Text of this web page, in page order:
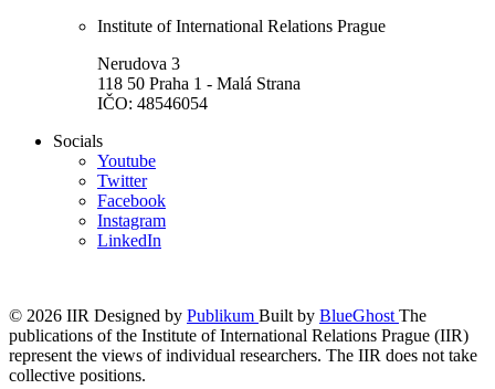
Institute of International Relations Prague
Nerudova 3
118 50 Praha 1 - Malá Strana
IČO: 48546054
Socials
Youtube
Twitter
Facebook
Instagram
LinkedIn
© 2026 IIR Designed by Publikum Built by BlueGhost The
publications of the Institute of International Relations Prague (IIR)
represent the views of individual researchers. The IIR does not take
collective positions.